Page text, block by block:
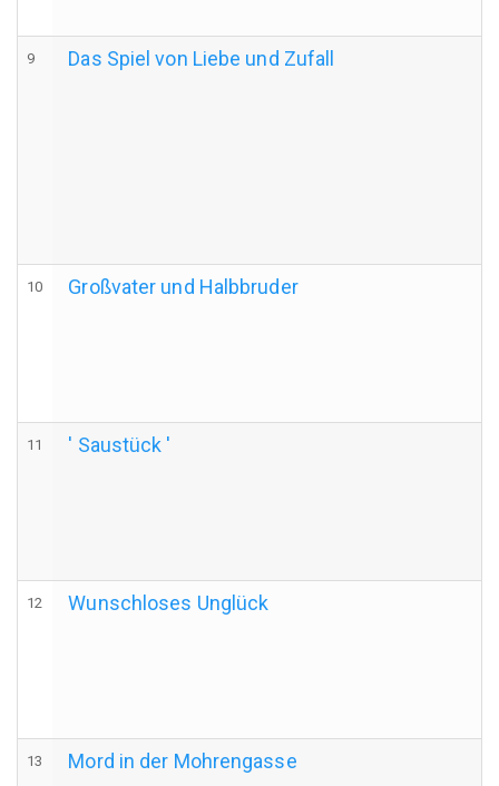
9 Das Spiel von Liebe und Zufall
10 Großvater und Halbbruder
11 ' Saustück '
12 Wunschloses Unglück
13 Mord in der Mohrengasse